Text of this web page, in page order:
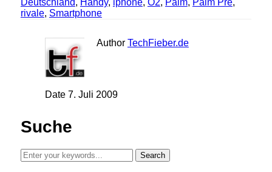
Deutschland, Handy, iphone, O2, Palm, Palm Pre,
rivale, Smartphone
Author TechFieber.de
Date 7. Juli 2009
Suche